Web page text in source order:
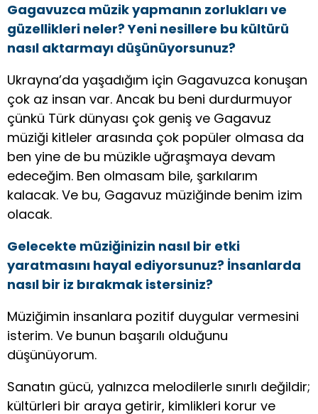
Gagavuzca müzik yapmanın zorlukları ve
güzellikleri neler? Yeni nesillere bu kültürü
nasıl aktarmayı düşünüyorsunuz?
Ukrayna’da yaşadığım için Gagavuzca konuşan
çok az insan var. Ancak bu beni durdurmuyor
çünkü Türk dünyası çok geniş ve Gagavuz
müziği kitleler arasında çok popüler olmasa da
ben yine de bu müzikle uğraşmaya devam
edeceğim. Ben olmasam bile, şarkılarım
kalacak. Ve bu, Gagavuz müziğinde benim izim
olacak.
Gelecekte müziğinizin nasıl bir etki
yaratmasını hayal ediyorsunuz? İnsanlarda
nasıl bir iz bırakmak istersiniz?
Müziğimin insanlara pozitif duygular vermesini
isterim. Ve bunun başarılı olduğunu
düşünüyorum.
Sanatın gücü, yalnızca melodilerle sınırlı değildir;
kültürleri bir araya getirir, kimlikleri korur ve